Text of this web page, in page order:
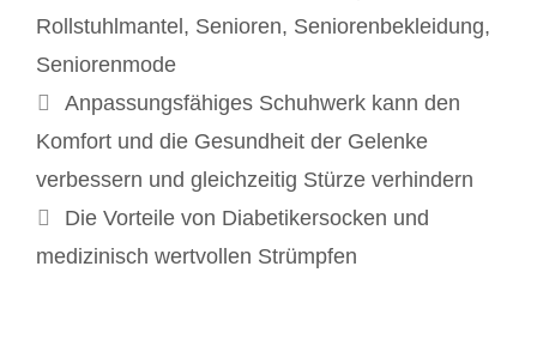
Rollstuhlmantel, Senioren, Seniorenbekleidung,
Seniorenmode
Beitrags-
Navigation
Anpassungsfähiges Schuhwerk kann den
Komfort und die Gesundheit der Gelenke
verbessern und gleichzeitig Stürze verhindern
Die Vorteile von Diabetikersocken und
medizinisch wertvollen Strümpfen